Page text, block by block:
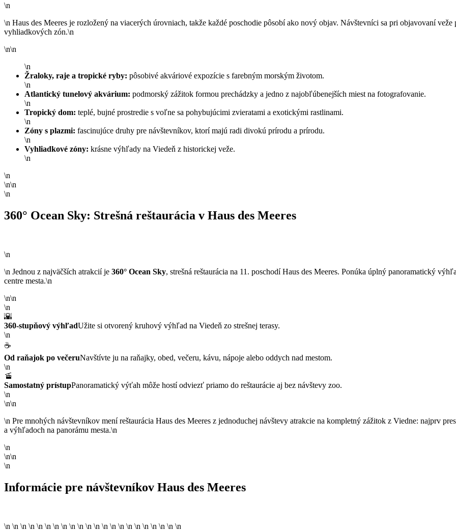
\n
\n Haus des Meeres je rozložený na viacerých úrovniach, takže každé poschodie pôsobí ako nový objav. Návštevníci sa pri objavovaní
vyhliadkových zón.\n
\n\n
\n
Žraloky, raje a tropické ryby: pôsobivé akváriové expozície s farebným morským životom.
\n
Atlantický tunelový akvárium: podmorský zážitok formou prechádzky a jedno z najobľúbenejších miest na fotografovanie.
\n
Tropický dom: teplé, bujné prostredie s voľne sa pohybujúcimi zvieratami a exotickými rastlinami.
\n
Zóny s plazmi: fascinujúce druhy pre návštevníkov, ktorí majú radi divokú prírodu a prírodu.
\n
Vyhliadkové zóny: krásne výhľady na Viedeň z historickej veže.
\n
\n
\n\n
\n
360° Ocean Sky: Strešná reštaurácia v Haus des Meeres
\n
\n Jednou z najväčších atrakcií je 360° Ocean Sky, strešná reštaurácia na 11. poschodí Haus des Meeres. Ponúka úplný panoramatický
centre mesta.\n
\n\n
\n
🌇
360-stupňový výhľadUžite si otvorený kruhový výhľad na Viedeň zo strešnej terasy.
\n
☕
Od raňajok po večeruNavštívte ju na raňajky, obed, večeru, kávu, nápoje alebo oddych nad mestom.
\n
🚡
Samostatný prístupPanoramatický výťah môže hostí odviezť priamo do reštaurácie aj bez návštevy zoo.
\n
\n\n
\n Pre mnohých návštevníkov mení reštaurácia Haus des Meeres z jednoduchej návštevy atrakcie na kompletný zážitok z Viedne: najprv
a výhľadoch na panorámu mesta.\n
\n
\n\n
\n
Informácie pre návštevníkov Haus des Meeres
\n \n \n \n \n \n \n \n \n \n \n \n \n \n \n \n \n \n \n \n \n \n